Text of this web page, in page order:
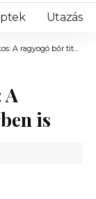
Utazás
bőr titka hidegben is
is